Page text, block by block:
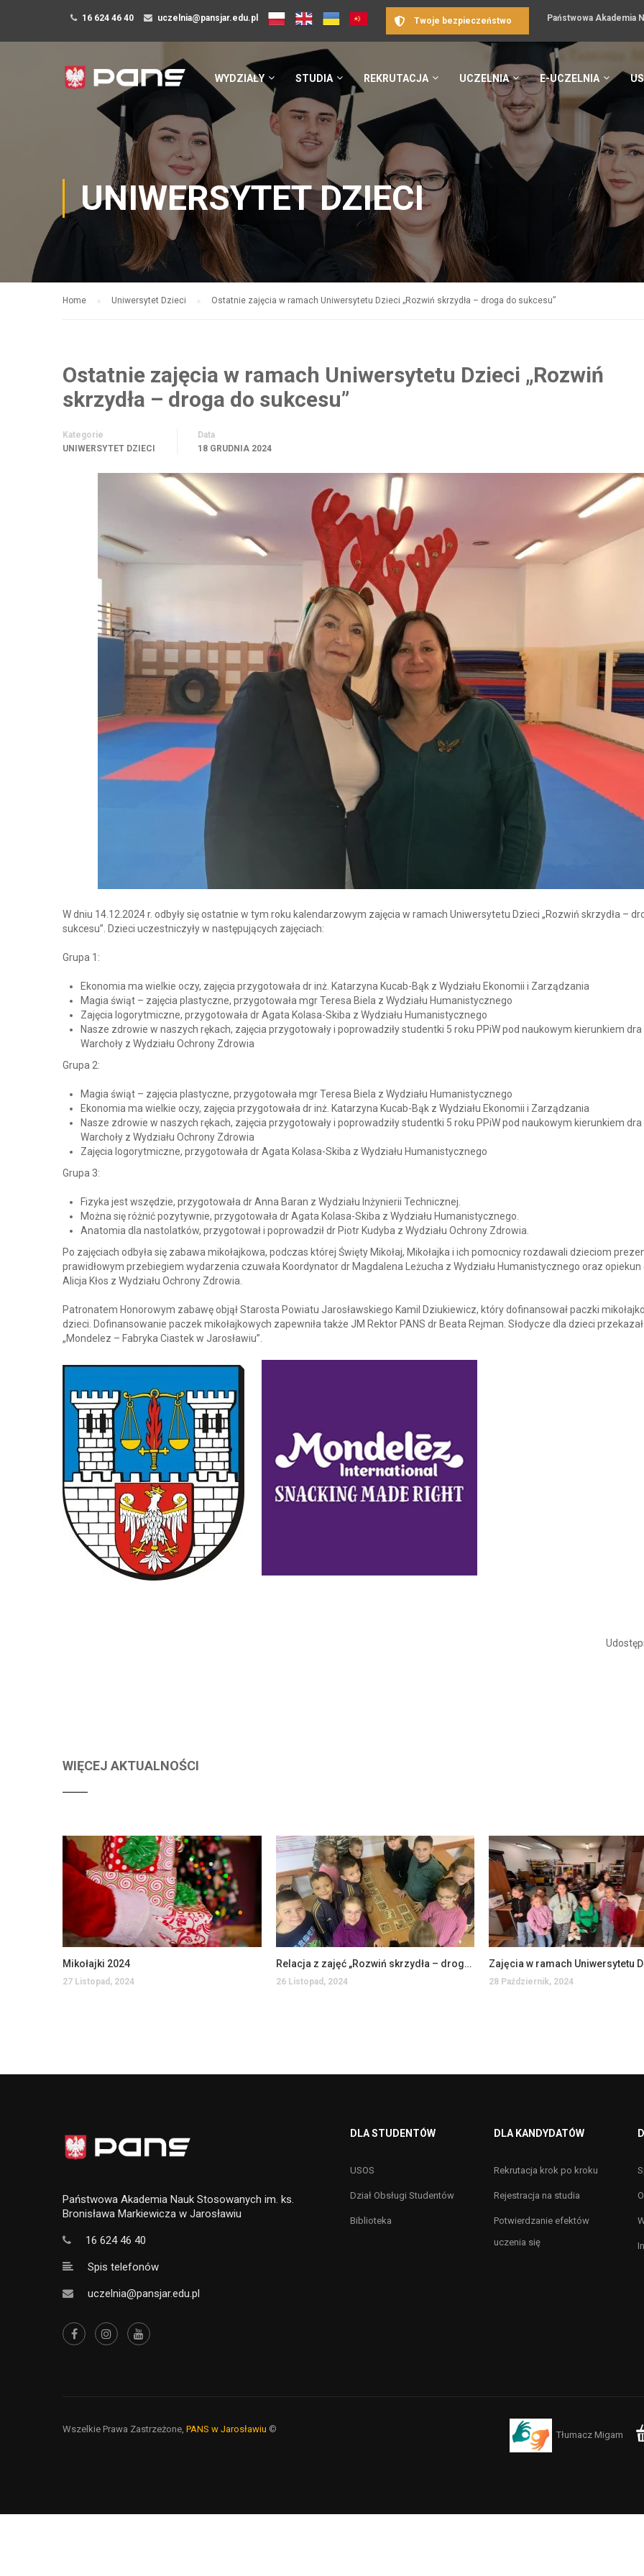
16 624 46 40 uczelnia@pansjar.edu.pl Państwowa Akademia
Twoje bezpieczeństwo
WYDZIAŁY STUDIA REKRUTACJA UCZELNIA E-UCZELNIA
UNIWERSYTET DZIECI
Home Uniwersytet Dzieci Ostatnie zajęcia w ramach Uniwersytetu Dzieci „Rozwiń skrzydła – droga do sukcesu”
Ostatnie zajęcia w ramach Uniwersytetu Dzieci „Rozwiń
skrzydła – droga do sukcesu”
Kategorie
UNIWERSYTET DZIECI
Data
18 GRUDNIA 2024
W dniu 14.12.2024 r. odbyły się ostatnie w tym roku kalendarzowym zajęcia w ramach Uniwersytetu Dzieci „Rozwiń skrzydła –
sukcesu”. Dzieci uczestniczyły w następujących zajęciach:
Grupa 1:
Ekonomia ma wielkie oczy, zajęcia przygotowała dr inż. Katarzyna Kucab-Bąk z Wydziału Ekonomii i Zarządzania
Magia świąt – zajęcia plastyczne, przygotowała mgr Teresa Biela z Wydziału Humanistycznego
Zajęcia logorytmiczne, przygotowała dr Agata Kolasa-Skiba z Wydziału Humanistycznego
Nasze zdrowie w naszych rękach, zajęcia przygotowały i poprowadziły studentki 5 roku PPiW pod naukowym kierunkiem
Warchoły z Wydziału Ochrony Zdrowia
Grupa 2:
Magia świąt – zajęcia plastyczne, przygotowała mgr Teresa Biela z Wydziału Humanistycznego
Ekonomia ma wielkie oczy, zajęcia przygotowała dr inż. Katarzyna Kucab-Bąk z Wydziału Ekonomii i Zarządzania
Nasze zdrowie w naszych rękach, zajęcia przygotowały i poprowadziły studentki 5 roku PPiW pod naukowym kierunkiem
Warchoły z Wydziału Ochrony Zdrowia
Zajęcia logorytmiczne, przygotowała dr Agata Kolasa-Skiba z Wydziału Humanistycznego
Grupa 3:
Fizyka jest wszędzie, przygotowała dr Anna Baran z Wydziału Inżynierii Technicznej.
Można się różnić pozytywnie, przygotowała dr Agata Kolasa-Skiba z Wydziału Humanistycznego.
Anatomia dla nastolatków, przygotował i poprowadził dr Piotr Kudyba z Wydziału Ochrony Zdrowia.
Po zajęciach odbyła się zabawa mikołajkowa, podczas której Święty Mikołaj, Mikołajka i ich pomocnicy rozdawali dzieciom
prawidłowym przebiegiem wydarzenia czuwała Koordynator dr Magdalena Leżucha z Wydziału Humanistycznego oraz opiekun
Alicja Kłos z Wydziału Ochrony Zdrowia.
Patronatem Honorowym zabawę objął Starosta Powiatu Jarosławskiego Kamil Dziukiewicz, który dofinansował paczki
dzieci. Dofinansowanie paczek mikołajkowych zapewniła także JM Rektor PANS dr Beata Rejman. Słodycze dla dzieci
„Mondelez – Fabryka Ciastek w Jarosławiu”.
WIĘCEJ AKTUALNOŚCI
Mikołajki 2024
27 Listopad, 2024
Relacja z zajęć „Rozwiń skrzydła – droga do sukcesu”
26 Listopad, 2024 28 Październik, 2024
Państwowa Akademia Nauk Stosowanych im. ks.
Bronisława Markiewicza w Jarosławiu
16 624 46 40
Spis telefonów
uczelnia@pansjar.edu.pl
DLA STUDENTÓW
USOS
Dział Obsługi Studentów
Biblioteka
DLA KANDYDATÓW
Rekrutacja krok po kroku
Rejestracja na studia
Potwierdzanie efektów
uczenia się
Wszelkie Prawa Zastrzeżone, PANS w Jarosławiu ©
Tłumacz Migam